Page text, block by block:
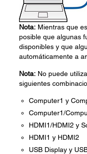
Nota: Mientras que
posible que algunas
disponibles y que
automáticamente a
Nota: No puede
siguientes
Computer1 y
Computer1/
HDMI1/HDMI2 y
HDMI1 y HDMI2
USB Display y